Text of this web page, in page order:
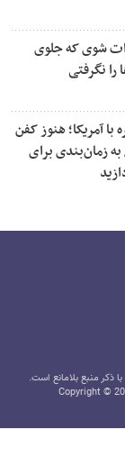
شوی که جلوی
نگرفتی
آمریکا؛ هنوز کفن
به زمان‌بندی برای
ذکر منبع بلامانع است.
Copyright ©